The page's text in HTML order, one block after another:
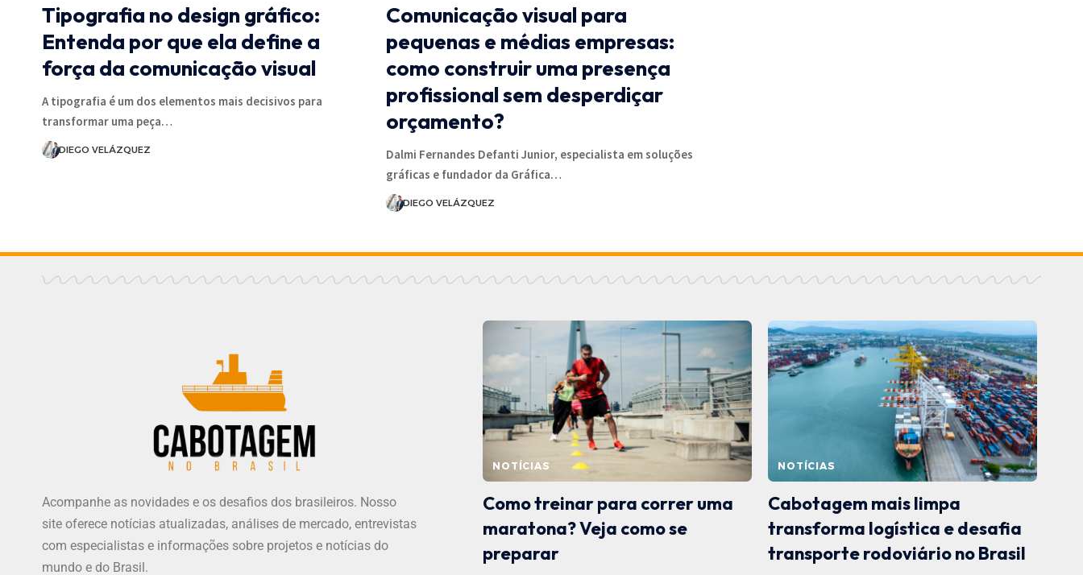
Tipografia no design gráfico:
Entenda por que ela define a
força da comunicação visual
A tipografia é um dos elementos mais decisivos para
transformar uma peça…
DIEGO VELÁZQUEZ
Comunicação visual para
pequenas e médias empresas:
como construir uma presença
profissional sem desperdiçar
orçamento?
Dalmi Fernandes Defanti Junior, especialista em soluções
gráficas e fundador da Gráfica…
DIEGO VELÁZQUEZ
Acompanhe as novidades e os desafios dos brasileiros. Nosso
site oferece notícias atualizadas, análises de mercado, entrevistas
com especialistas e informações sobre projetos e notícias do
mundo e do Brasil.
NOTÍCIAS
Como treinar para correr uma
maratona? Veja como se
preparar
NOTÍCIAS
Cabotagem mais limpa
transforma logística e desafia
transporte rodoviário no Brasil